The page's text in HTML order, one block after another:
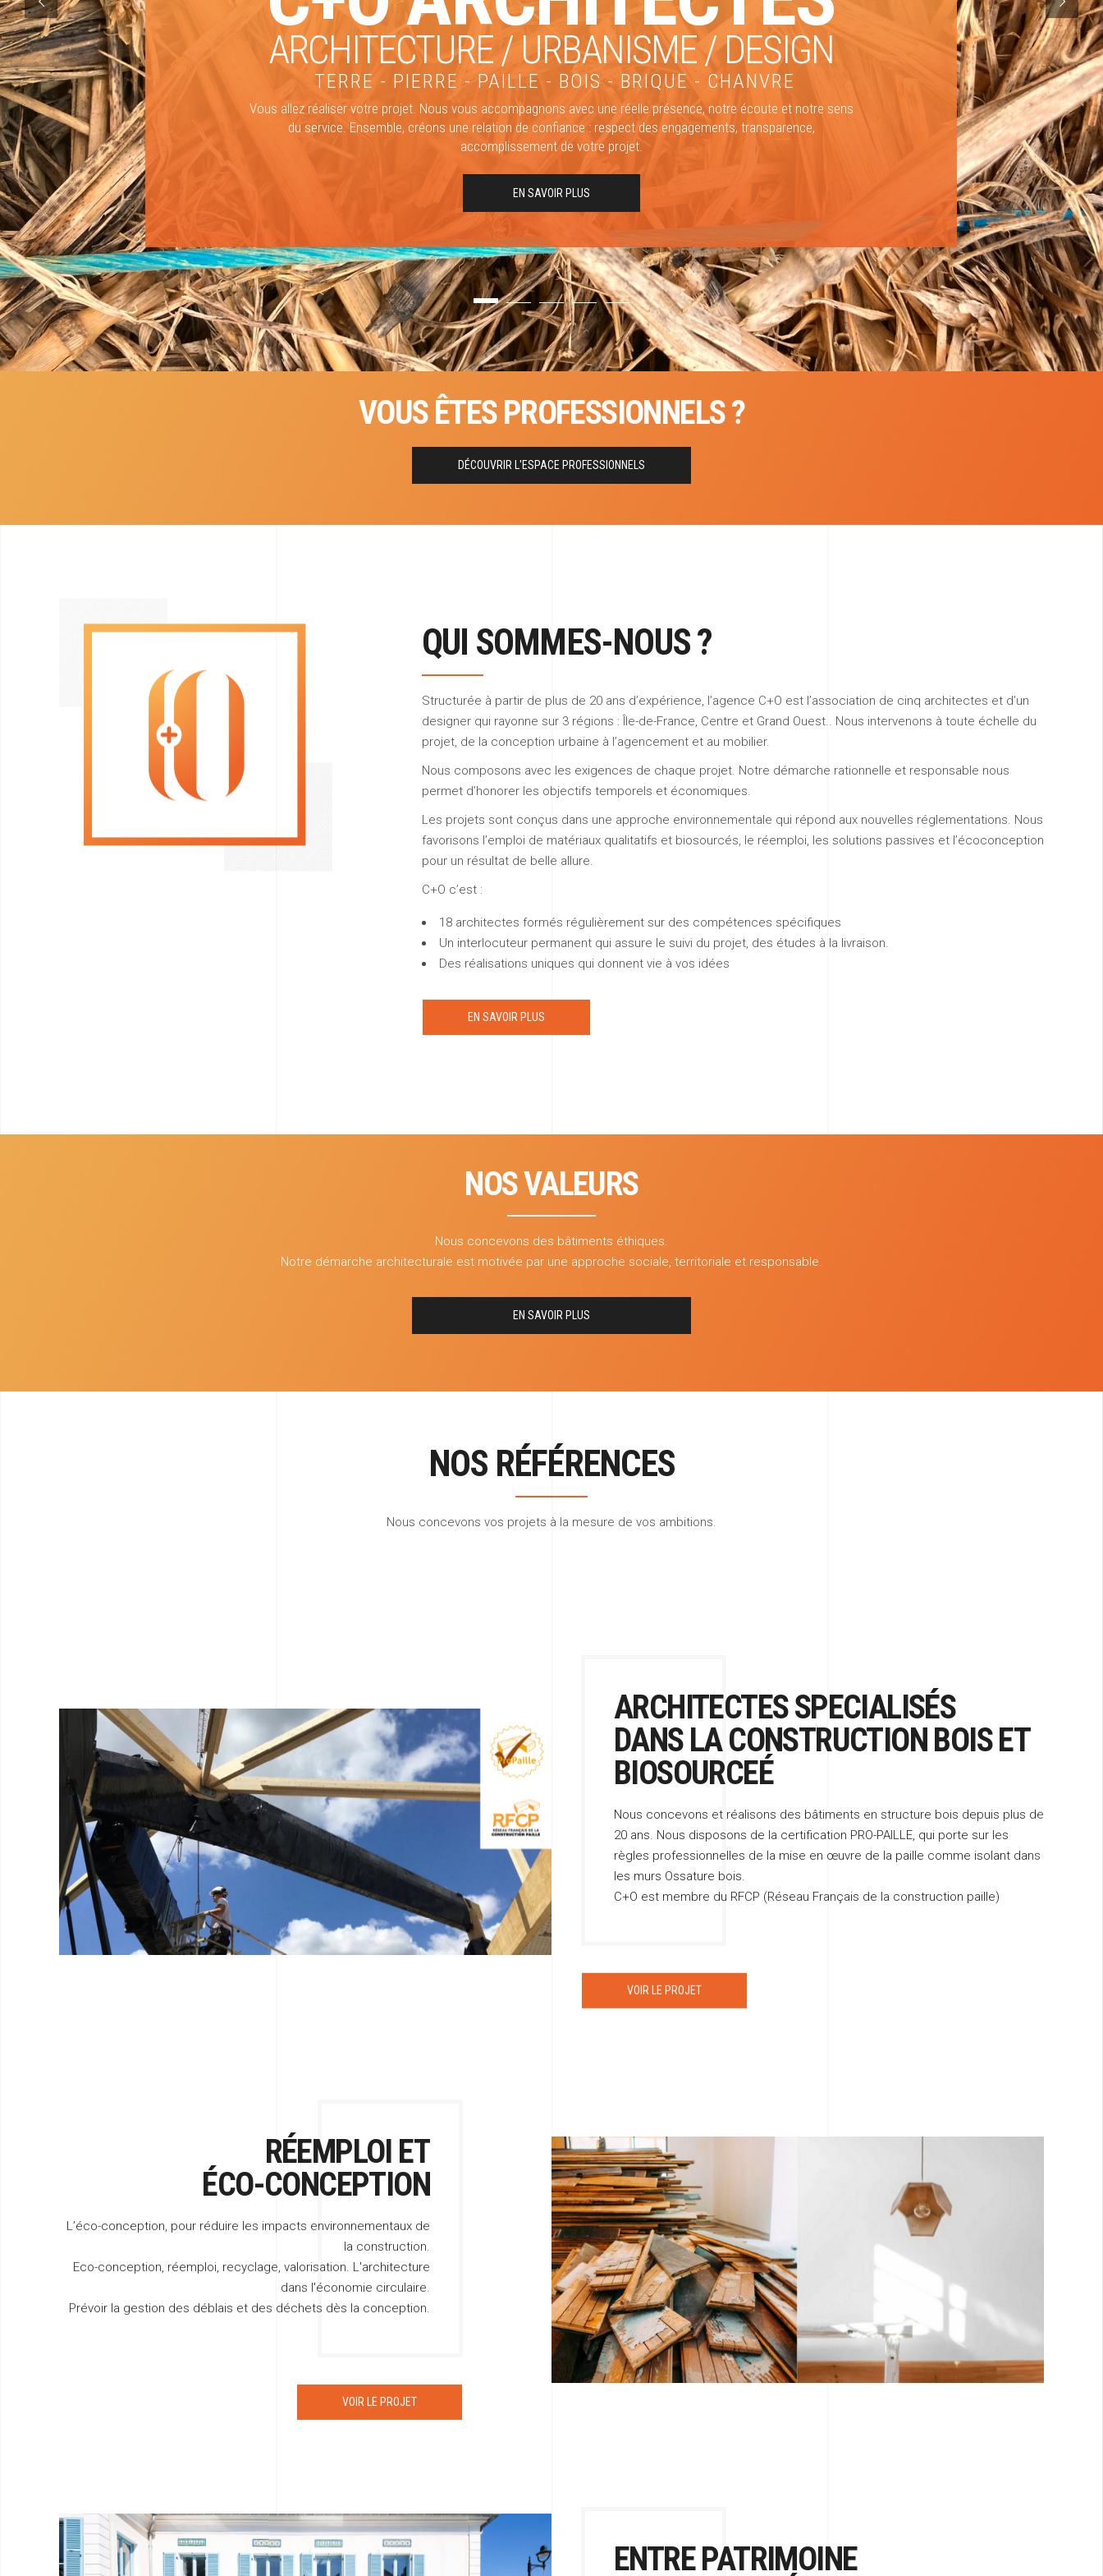
ARCHITECTURE / URBANISME / DESIGN
Vous allez réaliser votre projet. Nous vous accompagnons avec une réelle présence, notre écoute et notre sens
du service. Ensemble, créons une relation de confiance : respect des engagements, transparence,
accomplissement de votre projet.
EN SAVOIR PLUS
TERRE - PIERRE - PAILLE - BOIS - BRIQUE - CHANVRE
VOUS ÊTES PROFESSIONNELS ?
DÉCOUVRIR L'ESPACE PROFESSIONNELS
QUI SOMMES-NOUS ?
Structurée à partir de plus de 20 ans d’expérience, l’agence C+O est l’association de cinq architectes et d’un
designer qui rayonne sur 3 régions : Île-de-France, Centre et Grand Ouest.. Nous intervenons à toute échelle du
projet, de la conception urbaine à l’agencement et au mobilier.
Nous composons avec les exigences de chaque projet. Notre démarche rationnelle et responsable nous
permet d’honorer les objectifs temporels et économiques.
Les projets sont conçus dans une approche environnementale qui répond aux nouvelles réglementations. Nous
favorisons l’emploi de matériaux qualitatifs et biosourcés, le réemploi, les solutions passives et l’écoconception
pour un résultat de belle allure.
C+O c’est :
18 architectes formés régulièrement sur des compétences spécifiques
Un interlocuteur permanent qui assure le suivi du projet, des études à la livraison.
Des réalisations uniques qui donnent vie à vos idées
EN SAVOIR PLUS
NOS VALEURS
Nous concevons des bâtiments éthiques.
Notre démarche architecturale est motivée par une approche sociale, territoriale et responsable.
EN SAVOIR PLUS
NOS RÉFÉRENCES
Nous concevons vos projets à la mesure de vos ambitions.
ARCHITECTES SPECIALISÉS
DANS LA CONSTRUCTION BOIS ET
BIOSOURCEÉ
Nous concevons et réalisons des bâtiments en structure bois depuis plus de
20 ans. Nous disposons de la certification PRO-PAILLE, qui porte sur les
règles professionnelles de la mise en œuvre de la paille comme isolant dans
les murs Ossature bois.
C+O est membre du RFCP (Réseau Français de la construction paille)
VOIR LE PROJET
RÉEMPLOI ET
ÉCO-CONCEPTION
L’éco-conception, pour réduire les impacts environnementaux de
la construction.
Eco-conception, réemploi, recyclage, valorisation. L'architecture
dans l'économie circulaire.
Prévoir la gestion des déblais et des déchets dès la conception.
VOIR LE PROJET
ENTRE PATRIMOINE